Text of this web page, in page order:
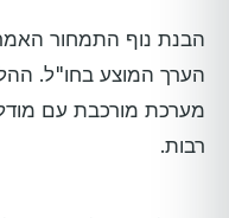
הבנת נוף התמחור
הערך המוצע בחו"ל.
מערכת מורכבת עם
רבות.